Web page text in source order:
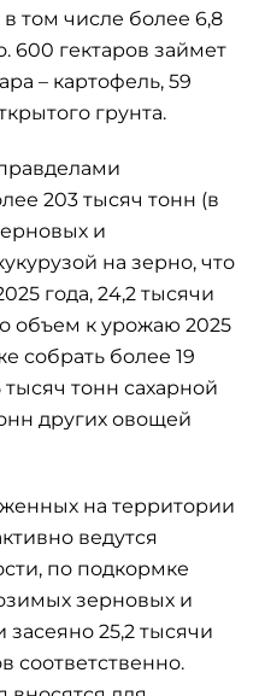
том числе более 6,8
600 гектаров займет
– картофель, 59
грунта.
203 тысяч тонн (в
и
на зерно, что
года, 24,2 тысячи
объем к урожаю 2025
собрать более 19
тонн сахарной
других овощей
на территории
ведутся
по подкормке
зерновых и
25,2 тысячи
соответственно.